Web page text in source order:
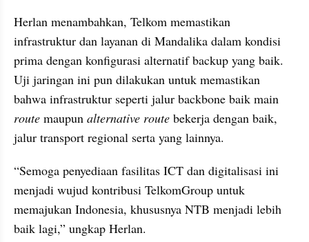
Herlan menambahkan, Telkom memastikan
infrastruktur dan layanan di Mandalika dalam kondisi
prima dengan konfigurasi alternatif backup yang baik.
Uji jaringan ini pun dilakukan untuk memastikan
route maupun alternative route bekerja dengan baik,
jalur transport regional serta yang lainnya.
“Semoga penyediaan fasilitas ICT dan digitalisasi ini
menjadi wujud kontribusi TelkomGroup untuk
memajukan Indonesia, khususnya NTB menjadi lebih
baik lagi,” ungkap Herlan.